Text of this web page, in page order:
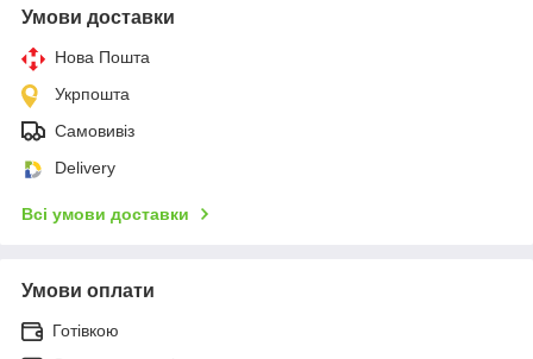
Умови доставки
Нова Пошта
Укрпошта
Самовивіз
Delivery
Всі умови доставки
Умови оплати
Готівкою